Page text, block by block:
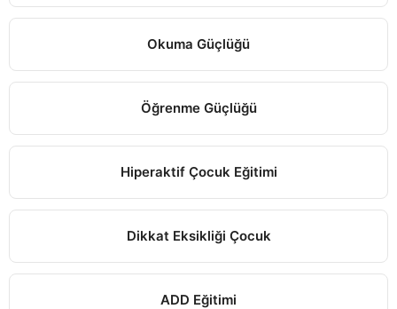
Okuma Güçlüğü
Öğrenme Güçlüğü
Hiperaktif Çocuk Eğitimi
Dikkat Eksikliği Çocuk
ADD Eğitimi